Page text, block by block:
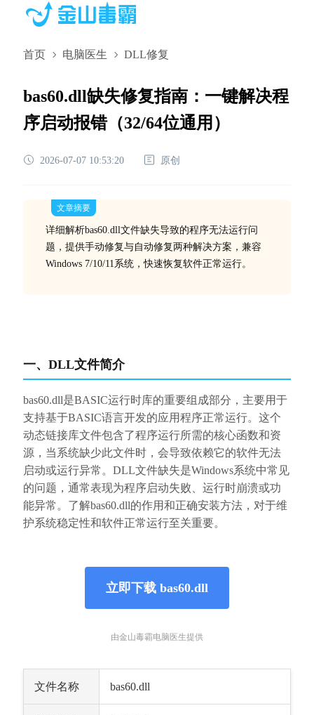
首页 电脑医生 DLL修复
bas60.dll缺失修复指南：一键解决程
序启动报错（32/64位通用）
2026-07-07 10:53:20 原创
文章摘要
详细解析bas60.dll文件缺失导致的程序无法运行问
题，提供手动修复与自动修复两种解决方案，兼容
Windows 7/10/11系统，快速恢复软件正常运行。
一、DLL文件简介
bas60.dll是BASIC运行时库的重要组成部分，主要用于
支持基于BASIC语言开发的应用程序正常运行。这个
动态链接库文件包含了程序运行所需的核心函数和资
源，当系统缺少此文件时，会导致依赖它的软件无法
启动或运行异常。DLL文件缺失是Windows系统中常见
的问题，通常表现为程序启动失败、运行时崩溃或功
能异常。了解bas60.dll的作用和正确安装方法，对于维
护系统稳定性和软件正常运行至关重要。
立即下载 bas60.dll
由金山毒霸电脑医生提供
文件名称 bas60.dll